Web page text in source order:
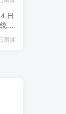
日
维
阅读